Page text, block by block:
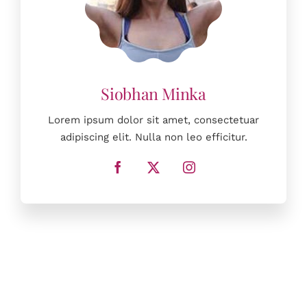
Lorem ipsum dolor sit amet, consectetuar
adipiscing elit. Nulla non leo efficitur.